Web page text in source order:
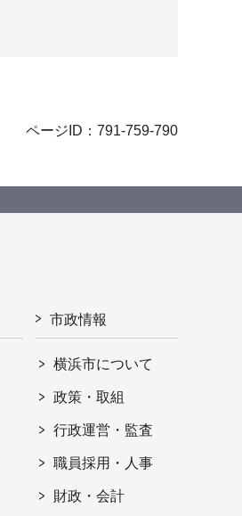
ページID：791-759-790
市政情報
横浜市について
政策・取組
行政運営・監査
職員採用・人事
財政・会計